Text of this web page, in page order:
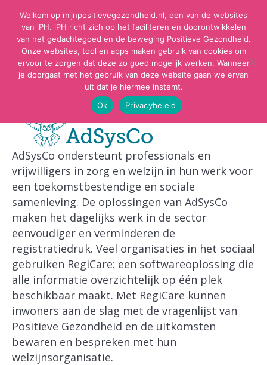
AdSysCo ondersteunt professionals en
vrijwilligers in zorg en welzijn in hun werk voor
een toekomstbestendige en sociale
samenleving. De oplossingen van AdSysCo
maken het dagelijks werk in de sector
eenvoudiger en verminderen de
registratiedruk. Veel organisaties in het sociaal
gebruiken RegiCare: een softwareoplossing die
alle informatie overzichtelijk op één plek
beschikbaar maakt. Met RegiCare kunnen
inwoners aan de slag met de vragenlijst van
Positieve Gezondheid en de uitkomsten
bewaren en bespreken met hun
welzijnsorganisatie.
Welkom op mijnpositievegezondheid.nl, een van de websites
van iPH. iPH richt zich op het faciliteren en doorontwikkelen
van het gedachtegoed en de beweging Positieve Gezondheid.
Onze websites, tool en apps maken gebruik van cookies om
ervoor te zorgen dat deze zo goed mogelijk werken. Wanneer
je doorgaat met het gebruik van deze website gaan we ervan
uit dat je hiermee instemt.
Ok
Privacybeleid